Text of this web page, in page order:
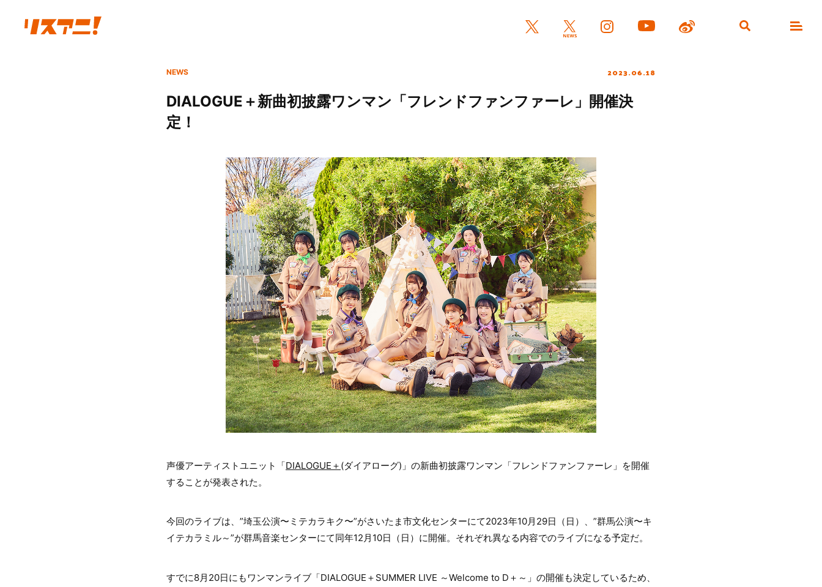
NEWS 2023.06.18
DIALOGUE＋新曲初披露ワンマン「フレンドファンファーレ」開催決
定！
声優アーティストユニット「DIALOGUE＋ (ダイアローグ)」の新曲初披露ワンマン「フレンドファンファーレ」を開催
することが発表された。
今回のライブは、”埼玉公演〜ミテカラキク〜”がさいたま市文化センターにて2023年10月29日（日）、”群馬公演〜キ
イテカラミル～”が群馬音楽センターにて同年12月10日（日）に開催。それぞれ異なる内容でのライブになる予定だ。
すでに8月20日にもワンマンライブ「DIALOGUE＋SUMMER LIVE ～Welcome to D＋～」の開催も決定しているため、